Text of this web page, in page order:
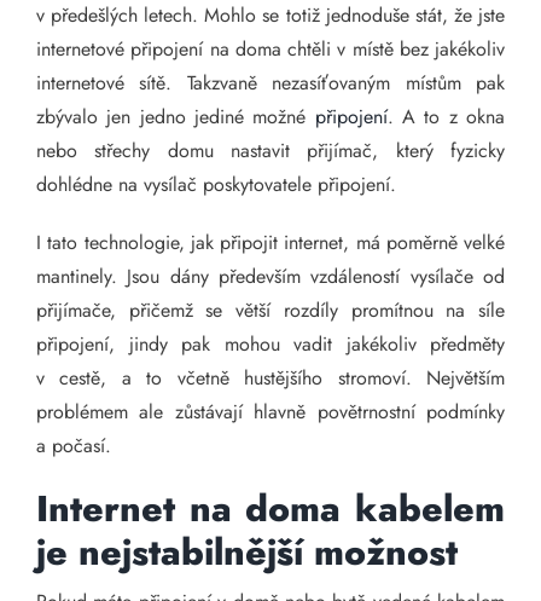
v předešlých letech. Mohlo se totiž jednoduše stát, že jste
internetové připojení na doma chtěli v místě bez jakékoliv
internetové sítě. Takzvaně nezasíťovaným místům pak
zbývalo jen jedno jediné možné připojení. A to z okna
nebo střechy domu nastavit přijímač, který fyzicky
dohlédne na vysílač poskytovatele připojení.
I tato technologie, jak připojit internet, má poměrně velké
mantinely. Jsou dány především vzdáleností vysílače od
přijímače, přičemž se větší rozdíly promítnou na síle
připojení, jindy pak mohou vadit jakékoliv předměty
v cestě, a to včetně hustějšího stromoví. Největším
problémem ale zůstávají hlavně povětrnostní podmínky
a počasí.
Internet na doma kabelem
je nejstabilnější možnost